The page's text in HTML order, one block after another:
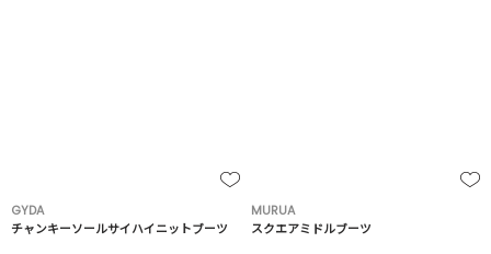
GYDA
チャンキーソールサイハイニットブーツ
MURUA
スクエアミドルブーツ